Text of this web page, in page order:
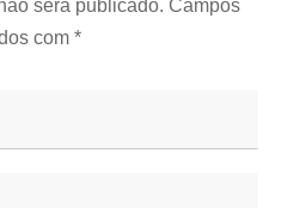
será publicado. Campos
com *